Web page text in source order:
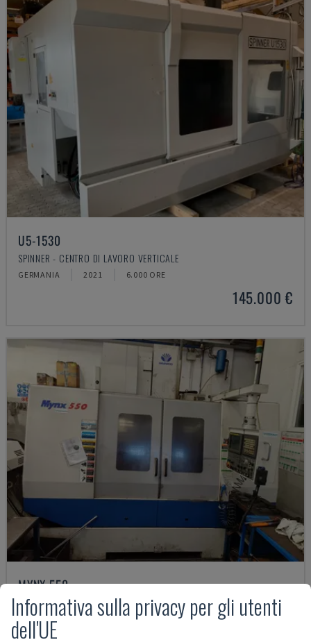
U5-1530
SPINNER - CENTRO DI LAVORO VERTICALE
GERMANIA 2021 6.000 ORE
145.000 €
MYNX 550
DAEWOO - CENTRO DI LAVORO VERTICALE
ITALIA 2003
Informativa sulla privacy per gli utenti
dell'UE